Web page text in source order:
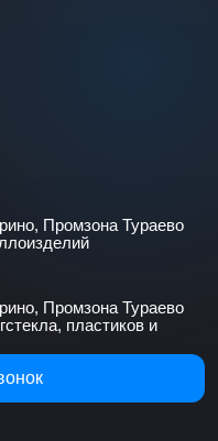
Промзона Тураево
Промзона Тураево
пластиков и